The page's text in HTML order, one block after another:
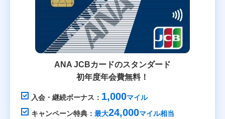
ANA JCBカードのスタンダード
初年度年会費無料！
入会・継続ボーナス： 1,000マイル
キャンペーン特典： 最大24,000マイル相当